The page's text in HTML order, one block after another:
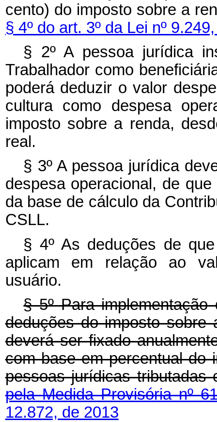
cento) do imposto sobre a
§ 4º do art. 3º da Lei nº
§ 2º A pessoa jurídica
Trabalhador como
poderá deduzir o valor
cultura como despesa
imposto sobre a renda,
real.
§ 3º A pessoa jurídica
despesa operacional, de
da base de cálculo da
CSLL.
§ 4º As deduções de
aplicam em relação ao
usuário.
§ 5º Para
deduções do imposto
deverá ser fixado
com base em percentual do
pessoas jurídicas
pela Medida Provisória nº
12.872, de 2013